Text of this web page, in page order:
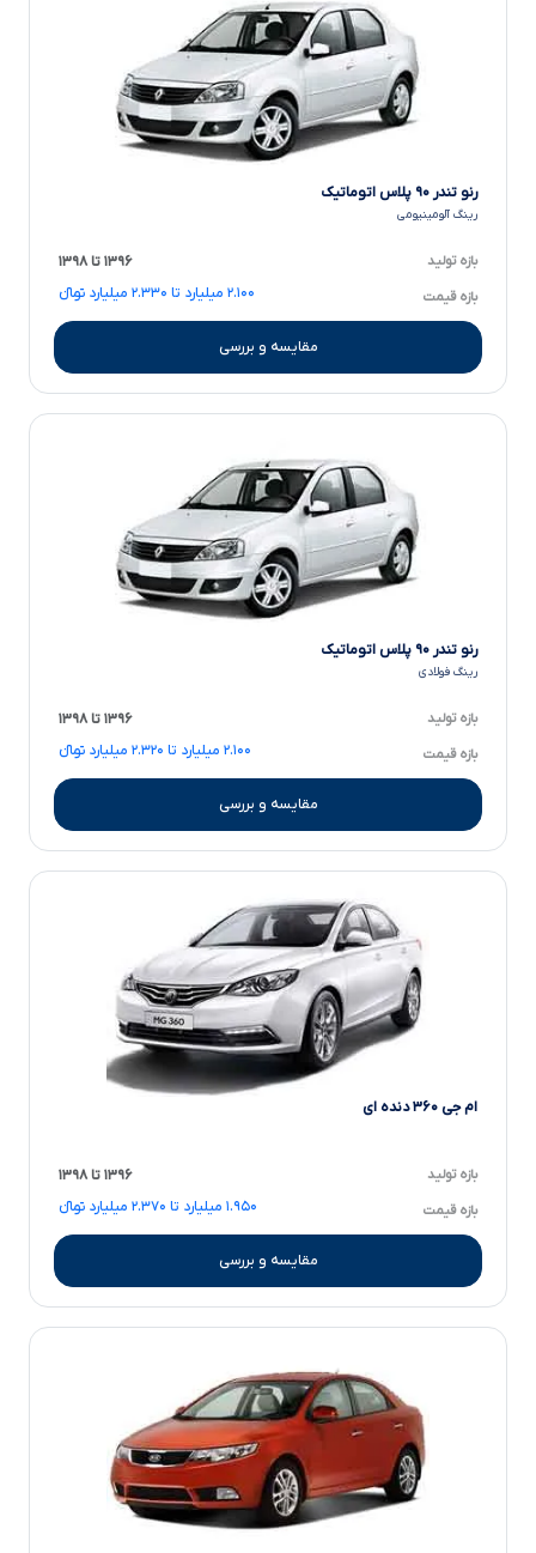
رنو تندر ۹۰ پلاس اتوماتیک
رینگ آلومینیومی
بازه تولید ۱۳۹۶ تا ۱۳۹۸
بازه قیمت ۲.۱۰۰ میلیارد تا ۲.۳۳۰ میلیارد تومانءءء
مقایسه و بررسی
رنو تندر ۹۰ پلاس اتوماتیک
رینگ فولادی
بازه تولید ۱۳۹۶ تا ۱۳۹۸
بازه قیمت ۲.۱۰۰ میلیارد تا ۲.۳۲۰ میلیارد تومانءءء
مقایسه و بررسی
ام جی ۳۶۰ دنده ای
بازه تولید ۱۳۹۶ تا ۱۳۹۸
بازه قیمت ۱.۹۵۰ میلیارد تا ۲.۳۷۰ میلیارد تومانءءء
مقایسه و بررسی